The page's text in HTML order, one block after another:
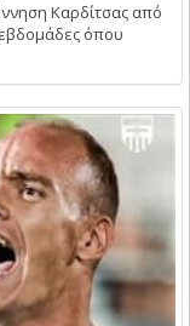
Καρδίτσας από
όπου